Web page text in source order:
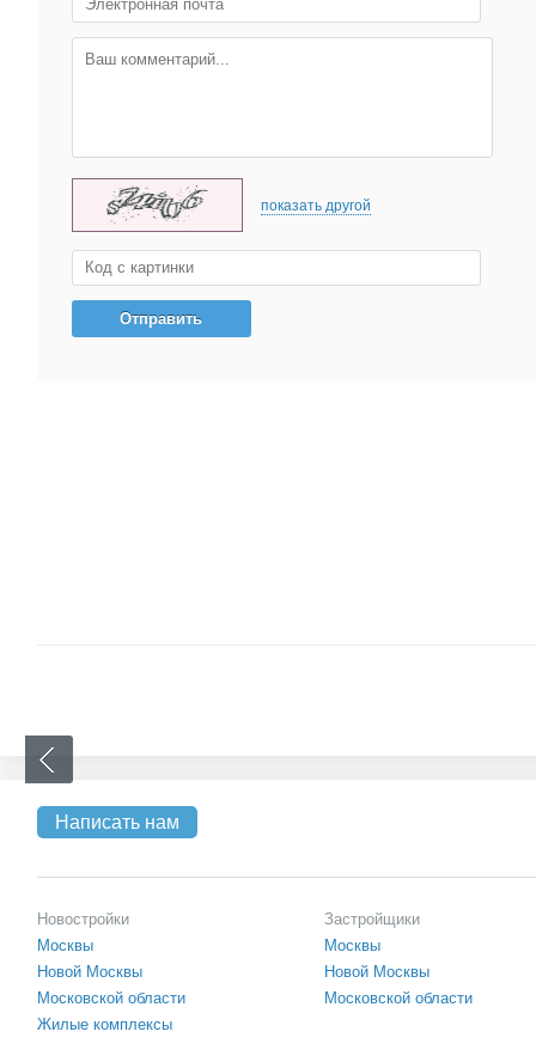
показать другой
Написать нам
Новостройки
Москвы
Новой Москвы
Московской области
Жилые комплексы
Застройщики
Москвы
Новой Москвы
Московской области